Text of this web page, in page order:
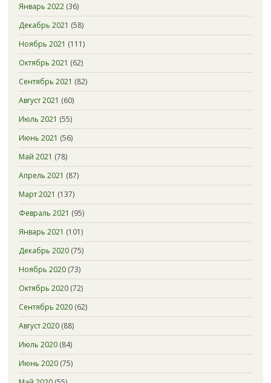
Январь 2022(36)
Декабрь 2021 (58)
Ноябрь 2021 (111)
Октябрь 2021 (62)
Сентябрь 2021 (82)
Август 2021 (60)
Июль 2021 (55)
Июнь 2021 (56)
Май 2021 (78)
Апрель 2021 (87)
Март 2021 (137)
Февраль 2021 (95)
Январь 2021 (101)
Декабрь 2020(75)
Ноябрь 2020(73)
Октябрь 2020(72)
Сентябрь 2020(62)
Август 2020(88)
Июль 2020(84)
Июнь 2020(75)